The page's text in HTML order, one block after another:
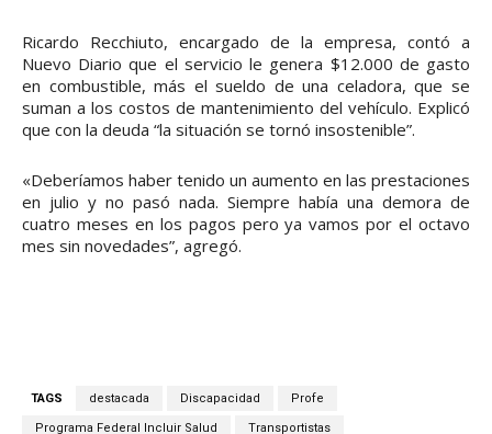
Ricardo Recchiuto, encargado de la empresa, contó a
Nuevo Diario que el servicio le genera $12.000 de gasto
en combustible, más el sueldo de una celadora, que se
suman a los costos de mantenimiento del vehículo. Explicó
que con la deuda “la situación se tornó insostenible”.
«Deberíamos haber tenido un aumento en las prestaciones
en julio y no pasó nada. Siempre había una demora de
cuatro meses en los pagos pero ya vamos por el octavo
mes sin novedades”, agregó.
TAGS destacada Discapacidad Profe
Programa Federal Incluir Salud Transportistas